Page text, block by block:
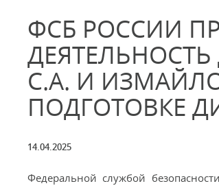
ФСБ РОССИИ
С.А. И
ПОДГОТОВКЕ
14.04.2025
Федеральной службой